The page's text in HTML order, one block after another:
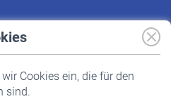
Cookies ein, die für den
sind.